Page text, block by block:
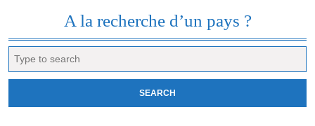
A la recherche d’un pays ?
for: